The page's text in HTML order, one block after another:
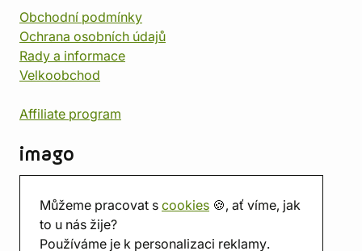
Můžeme pracovat s cookies 🍪, ať víme, jak
to u nás žije?
Používáme je k personalizaci reklamy.
Obchodní podmínky
Ochrana osobních údajů
Rady a informace
Velkoobchod
Affiliate program
imago
Prodejna
Herna
O nás